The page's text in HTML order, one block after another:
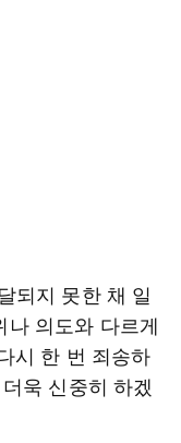
되지 못한 채 일
의도와 다르게
시 한 번 죄송하
욱 신중히 하겠